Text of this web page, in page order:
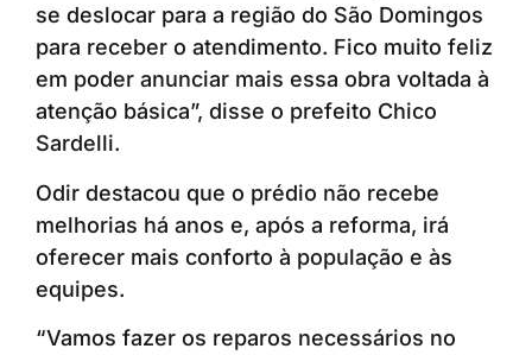
se deslocar para a região do São Domingos
para receber o atendimento. Fico muito feliz
em poder anunciar mais essa obra voltada à
atenção básica”, disse o prefeito Chico
Sardelli.
Odir destacou que o prédio não recebe
melhorias há anos e, após a reforma, irá
oferecer mais conforto à população e às
equipes.
“Vamos fazer os reparos necessários no